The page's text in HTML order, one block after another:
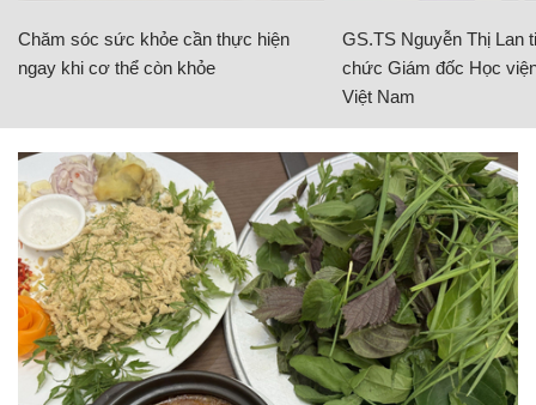
Chăm sóc sức khỏe cần thực hiện
ngay khi cơ thể còn khỏe
GS.TS Nguyễn Thị Lan
chức Giám đốc Học
Việt Nam